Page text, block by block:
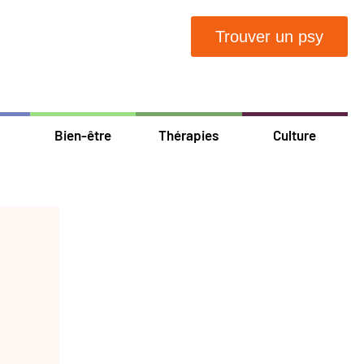
Trouver un psy
Bien-être Thérapies Culture